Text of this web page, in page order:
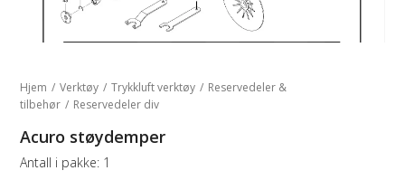
Hjem / Verktøy / Trykkluft verktøy / Reservedeler &
tilbehør / Reservedeler div
Acuro støydemper
Antall i pakke: 1